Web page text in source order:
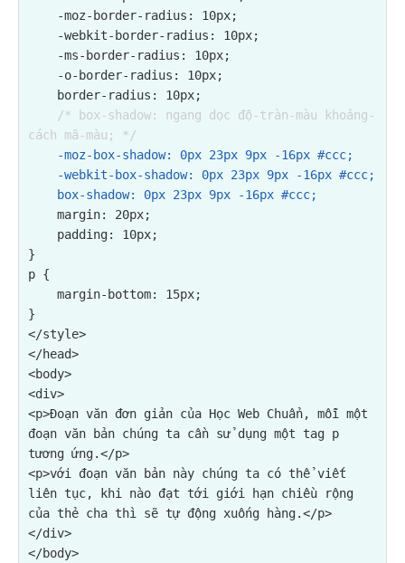
/* box-shadow: ngang dọc độ-tràn-màu khoảng-
cách mã-màu; */
-moz-box-shadow: 0px 23px 9px -16px #ccc;
    box-shadow: 0px 23px 9px -16px #ccc;
}
p {
}
</style>
</head>
<body>
<p>Đoạn văn đơn giản của Học Web Chuẩn, mỗi một
đoạn văn bản chúng ta cần sử dụng một tag p
tương ứng.</p>
<p>với đoạn văn bản này chúng ta có thể viết
liên tục, khi nào đạt tới giới hạn chiều rộng
của thẻ cha thì sẽ tự động xuống hàng.</p>
</div>
</body>